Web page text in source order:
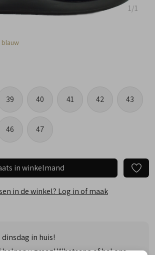
1/1
blauw
39 40 41 42 43
46 47
in winkelmand
in de winkel? Log in of maak
in huis!
helpen u graag! Whatsapp of bel ons